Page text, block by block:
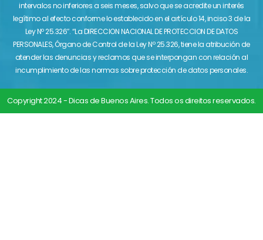
intervalos no inferiores a seis meses, salvo que se acredite un interés
legítimo al efecto conforme lo establecido en el artículo 14, inciso 3 de la
Ley Nº 25.326″. “La DIRECCION NACIONAL DE PROTECCION DE DATOS
PERSONALES, Órgano de Control de la Ley Nº 25.326, tiene la atribución de
atender las denuncias y reclamos que se interpongan con relación al
incumplimiento de las normas sobre protección de datos personales.
Copyright 2024 - Dicas de Buenos Aires. Todos os direitos reservados.